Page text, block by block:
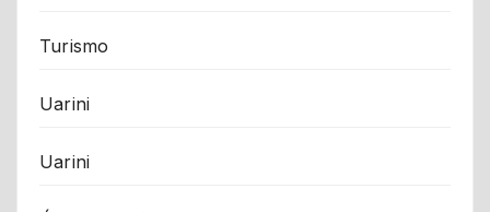
Turismo
Uarini
Uarini